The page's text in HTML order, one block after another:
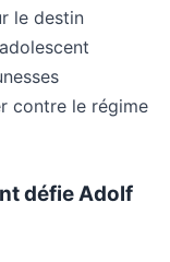
le destin
contre le régime
défie Adolf